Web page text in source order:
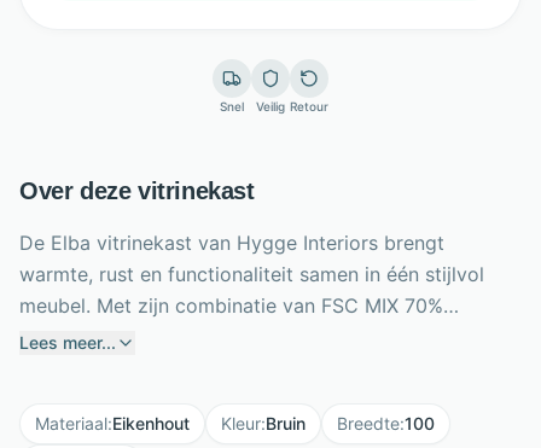
Snel Veilig Retour
Over deze vitrinekast
De Elba vitrinekast van Hygge Interiors brengt
warmte, rust en functionaliteit samen in één stijlvol
meubel. Met zijn combinatie van FSC MIX 70%
gefineerd naturel eikenhout en elegante
royale formaat van B100 x D40 x H140 cm is er volop
Lees meer...
Materiaal:Eikenhout Kleur:Bruin Breedte:100